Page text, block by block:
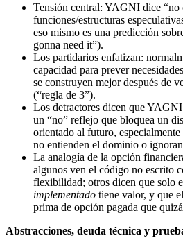
Tensión central: YAGNI dice “no
funciones/estructuras
eso mismo es una predicción
gonna need it”).
Los partidarios enfatizan:
capacidad para prever
se construyen mejor después de
(“regla de 3”).
Los detractores dicen que
un “no” reflejo que bloquea un
orientado al futuro,
no entienden el dominio o ignoran
La analogía de la opción
algunos ven el código no escrito
flexibilidad; otros dicen que solo
implementado tiene valor, y que
prima de opción pagada que
Abstracciones, deuda técnica y